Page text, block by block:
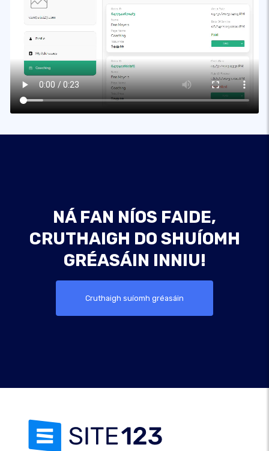
NÁ FAN NÍOS FAIDE,
CRUTHAIGH DO SHUÍOMH
GRÉASÁIN INNIU!
Cruthaigh suíomh gréasáin